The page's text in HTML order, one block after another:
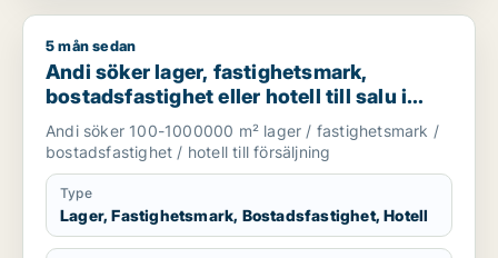
Andi söker lager, fastighetsmark, bostadsfastighet eller
5 mån sedan
Andi söker lager, fastighetsmark,
bostadsfastighet eller hotell till salu i
Stockholms län
Andi söker 100-1000000 m² lager / fastighetsmark /
bostadsfastighet / hotell till försäljning
Type
Lager, Fastighetsmark, Bostadsfastighet, Hotell